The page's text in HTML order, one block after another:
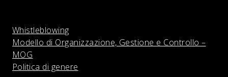
Whistleblowing
Modello di Organizzazione, Gestione e Controllo –
MOG
Politica di genere